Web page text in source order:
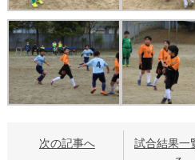
次の記事へ
試合結果一